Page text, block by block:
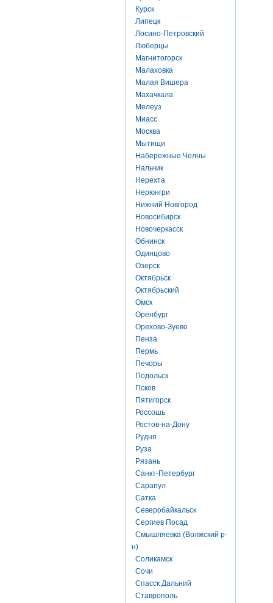
Курск
Липецк
Лосино-Петровский
Люберцы
Магнитогорск
Малаховка
Малая Вишера
Махачкала
Мелеуз
Миасс
Москва
Мытищи
Набережные Челны
Нальчик
Нерехта
Нерюнгри
Нижний Новгород
Новосибирск
Новочеркасск
Обнинск
Одинцово
Озерск
Октябрьск
Октябрьский
Омск
Оренбург
Орехово-Зуево
Пенза
Пермь
Печоры
Подольск
Псков
Пятигорск
Россошь
Ростов-на-Дону
Рудня
Руза
Рязань
Санкт-Петербург
Сарапул
Сатка
Северобайкальск
Сергиев Посад
Смышляевка (Волжский р-
н)
Соликамск
Сочи
Спасск Дальний
Ставрополь